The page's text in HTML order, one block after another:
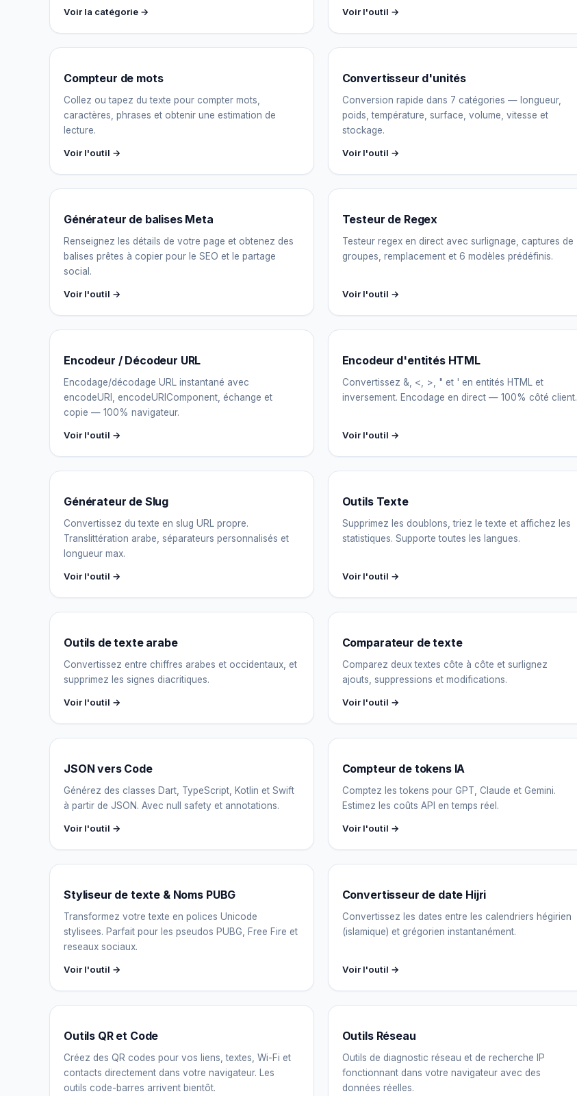
Voir la catégorie → Voir l'outil →
Compteur de mots
Collez ou tapez du texte pour compter mots,
caractères, phrases et obtenir une estimation de
lecture.
Voir l'outil →
Convertisseur d'unités
Conversion rapide dans 7 catégories — longueur,
poids, température, surface, volume, vitesse et
stockage.
Voir l'outil →
Générateur de balises Meta
Renseignez les détails de votre page et obtenez des
balises prêtes à copier pour le SEO et le partage
social.
Voir l'outil →
Testeur de Regex
Testeur regex en direct avec surlignage, captures de
groupes, remplacement et 6 modèles prédéfinis.
Voir l'outil →
Encodeur / Décodeur URL
Encodage/décodage URL instantané avec
encodeURI, encodeURIComponent, échange et
copie — 100% navigateur.
Voir l'outil →
Encodeur d'entités HTML
Convertissez &, <, >, " et ' en entités HTML et
inversement. Encodage en direct — 100% côté client.
Voir l'outil →
Générateur de Slug
Convertissez du texte en slug URL propre.
Translittération arabe, séparateurs personnalisés et
longueur max.
Voir l'outil →
Outils Texte
Supprimez les doublons, triez le texte et affichez les
statistiques. Supporte toutes les langues.
Voir l'outil →
Outils de texte arabe
Convertissez entre chiffres arabes et occidentaux, et
supprimez les signes diacritiques.
Voir l'outil →
Comparateur de texte
Comparez deux textes côte à côte et surlignez
ajouts, suppressions et modifications.
Voir l'outil →
JSON vers Code
Générez des classes Dart, TypeScript, Kotlin et Swift
à partir de JSON. Avec null safety et annotations.
Voir l'outil →
Compteur de tokens IA
Comptez les tokens pour GPT, Claude et Gemini.
Estimez les coûts API en temps réel.
Voir l'outil →
Styliseur de texte & Noms PUBG
Transformez votre texte en polices Unicode
stylisees. Parfait pour les pseudos PUBG, Free Fire et
reseaux sociaux.
Voir l'outil →
Convertisseur de date Hijri
Convertissez les dates entre les calendriers hégirien
(islamique) et grégorien instantanément.
Voir l'outil →
Outils QR et Code
Créez des QR codes pour vos liens, textes, Wi-Fi et
contacts directement dans votre navigateur. Les
outils code-barres arrivent bientôt.
Outils Réseau
Outils de diagnostic réseau et de recherche IP
fonctionnant dans votre navigateur avec des
données réelles.